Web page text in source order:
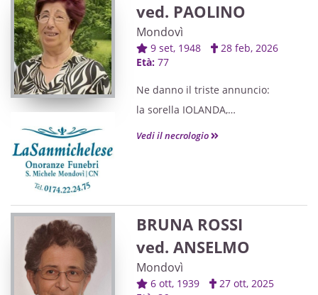
ved. PAOLINO
Mondovì
9 set, 1948
28 feb, 2026
Età: 77
Ne danno il triste annuncio:
la sorella IOLANDA,
la nipote MATILDE con MAURO,
cugini e parenti tutti.
Vedi il necrologio
BRUNA ROSSI
ved. ANSELMO
Mondovì
6 ott, 1939
27 ott, 2025